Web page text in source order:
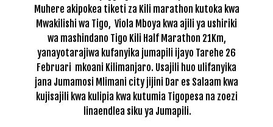
Muhere akipokea tiketi za Kili marathon kutoka kwa
Mwakilishi wa Tigo, Viola Mboya kwa ajili ya ushiriki
wa mashindano Tigo Kili Half Marathon 21Km,
yanayotarajiwa kufanyika jumapili ijayo Tarehe 26
Februari mkoani Kilimanjaro. Usajili huo ulifanyika
jana Jumamosi Mlimani city jijini Dar es Salaam kwa
kujisajili kwa kulipia kwa kutumia Tigopesa na zoezi
linaendlea siku ya Jumapili.